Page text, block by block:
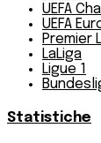
UEFA
UEFA
Premier
LaLiga
Ligue 1
Statistiche